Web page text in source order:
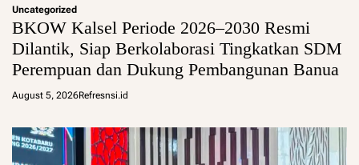
Uncategorized
BKOW Kalsel Periode 2026–2030 Resmi
Dilantik, Siap Berkolaborasi Tingkatkan SDM
Perempuan dan Dukung Pembangunan Banua
August 5, 2026Refresnsi.id